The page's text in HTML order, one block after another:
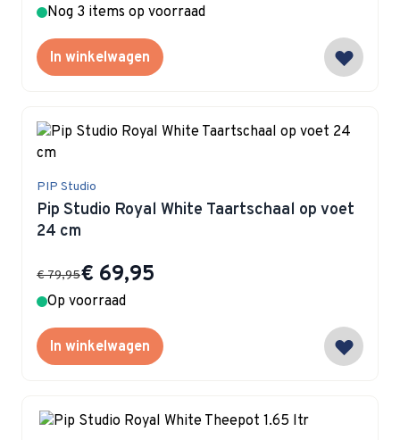
Nog 3 items op voorraad
In winkelwagen
PIP Studio
Pip Studio Royal White Taartschaal op voet
24 cm
Special Price
€ 69,95
€ 79,95
Op voorraad
In winkelwagen